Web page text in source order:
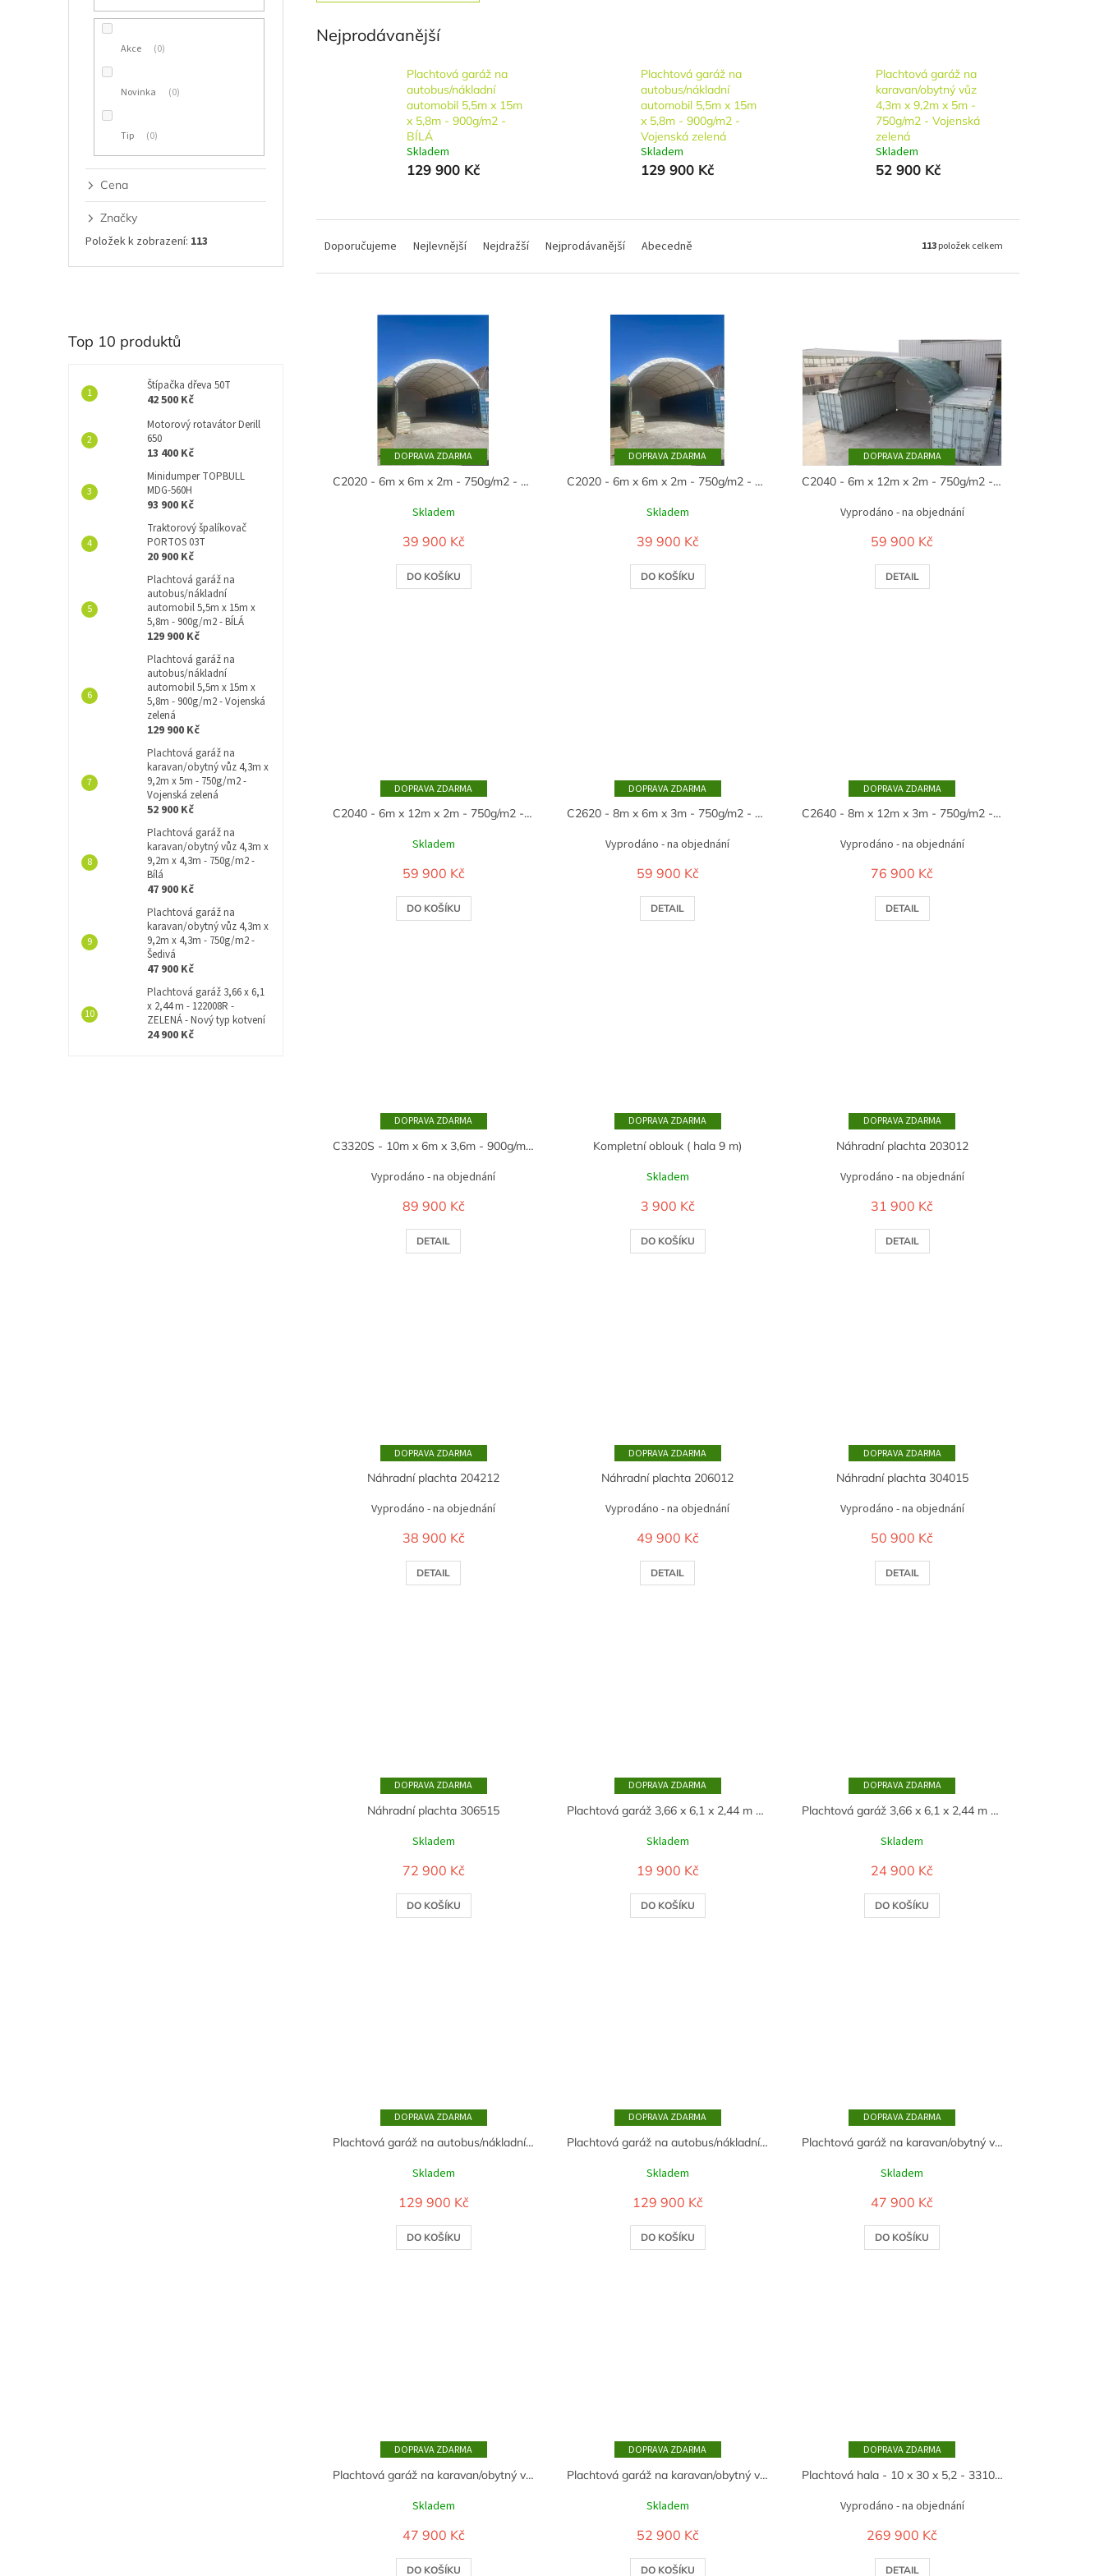
Akce 0
Novinka 0
Tip 0
Cena
Značky
Položek k zobrazení: 113
Top 10 produktů
Štípačka dřeva 50T
42 500 Kč
Motorový rotavátor Derill
650
13 400 Kč
Minidumper TOPBULL
MDG-560H
93 900 Kč
Traktorový špalíkovač
PORTOS 03T
20 900 Kč
Plachtová garáž na
autobus/nákladní
automobil 5,5m x 15m x
5,8m - 900g/m2 - BÍLÁ
129 900 Kč
Plachtová garáž na
autobus/nákladní
automobil 5,5m x 15m x
5,8m - 900g/m2 - Vojenská
zelená
129 900 Kč
Plachtová garáž na
karavan/obytný vůz 4,3m x
9,2m x 5m - 750g/m2 -
Vojenská zelená
52 900 Kč
Plachtová garáž na
karavan/obytný vůz 4,3m x
9,2m x 4,3m - 750g/m2 -
Bílá
47 900 Kč
Plachtová garáž na
karavan/obytný vůz 4,3m x
9,2m x 4,3m - 750g/m2 -
Šedivá
47 900 Kč
Plachtová garáž 3,66 x 6,1
x 2,44 m - 122008R -
ZELENÁ - Nový typ kotvení
24 900 Kč
Nejprodávanější
Plachtová garáž na
autobus/nákladní
automobil 5,5m x 15m
x 5,8m - 900g/m2 -
BÍLÁ
Skladem
129 900 Kč
Plachtová garáž na
autobus/nákladní
automobil 5,5m x 15m
x 5,8m - 900g/m2 -
Vojenská zelená
Skladem
129 900 Kč
Plachtová garáž na
karavan/obytný vůz
4,3m x 9,2m x 5m -
750g/m2 - Vojenská
zelená
Skladem
52 900 Kč
aDoporučujeme Nejlevnější Nejdražší Nejprodávanější Abecedně 113položek celkem
ZDARMA
C2020 - 6m x 6m x 2m - 750g/m2 - bílá
Skladem
39 900 Kč
DO KOŠÍKU
ZDARMA
C2020 - 6m x 6m x 2m - 750g/m2 - vojenská zelená
Skladem
39 900 Kč
DO KOŠÍKU
ZDARMA
C2040 - 6m x 12m x 2m - 750g/m2 - bílá
Vyprodáno - na objednání
59 900 Kč
DETAIL
ZDARMA
C2040 - 6m x 12m x 2m - 750g/m2 - vojenská zelená
Skladem
59 900 Kč
DO KOŠÍKU
ZDARMA
C2620 - 8m x 6m x 3m - 750g/m2 - bílá
Vyprodáno - na objednání
59 900 Kč
DETAIL
ZDARMA
C2640 - 8m x 12m x 3m - 750g/m2 - bílá
Vyprodáno - na objednání
76 900 Kč
DETAIL
ZDARMA
C3320S - 10m x 6m x 3,6m - 900g/m2 - bílá
Vyprodáno - na objednání
89 900 Kč
DETAIL
ZDARMA
Kompletní oblouk ( hala 9 m)
Skladem
3 900 Kč
DO KOŠÍKU
ZDARMA
Náhradní plachta 203012
Vyprodáno - na objednání
31 900 Kč
DETAIL
ZDARMA
Náhradní plachta 204212
Vyprodáno - na objednání
38 900 Kč
DETAIL
ZDARMA
Náhradní plachta 206012
Vyprodáno - na objednání
49 900 Kč
DETAIL
ZDARMA
Náhradní plachta 304015
Vyprodáno - na objednání
50 900 Kč
DETAIL
ZDARMA
Náhradní plachta 306515
Skladem
72 900 Kč
DO KOŠÍKU
ZDARMA
Plachtová garáž 3,66 x 6,1 x 2,44 m - 122008R - BÍLÁ
Skladem
19 900 Kč
DO KOŠÍKU
ZDARMA
Plachtová garáž 3,66 x 6,1 x 2,44 m - 122008R - ZELENÁ - Nový typ kotvení
Skladem
24 900 Kč
DO KOŠÍKU
ZDARMA
Plachtová garáž na autobus/nákladní automobil 5,5m x 15m x 5,8m - 900g/m2 - BÍLÁ
Skladem
129 900 Kč
DO KOŠÍKU
ZDARMA
Plachtová garáž na autobus/nákladní automobil 5,5m x 15m x 5,8m - 900g/m2 - Vojenská zelená
Skladem
129 900 Kč
DO KOŠÍKU
ZDARMA
Plachtová garáž na karavan/obytný vůz 4,3m x 9,2m x 4,3m - 750g/m2 - Bílá
Skladem
47 900 Kč
DO KOŠÍKU
ZDARMA
Plachtová garáž na karavan/obytný vůz 4,3m x 9,2m x 4,3m - 750g/m2 - Šedivá
Skladem
47 900 Kč
DO KOŠÍKU
ZDARMA
Plachtová garáž na karavan/obytný vůz 4,3m x 9,2m x 5m - 750g/m2 - Vojenská zelená
Skladem
52 900 Kč
DO KOŠÍKU
ZDARMA
Plachtová hala - 10 x 30 x 5,2 - 3310017DP - BÍLÁ
Vyprodáno - na objednání
269 900 Kč
DETAIL